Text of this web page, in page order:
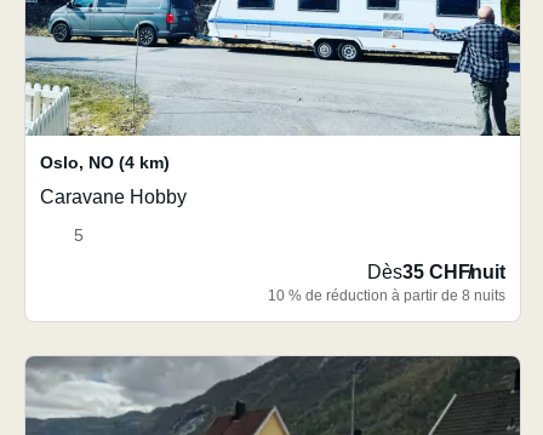
Oslo, NO (4 km)
Caravane Hobby
5
Dès35 CHF/nuit
10 % de réduction à partir de 8 nuits